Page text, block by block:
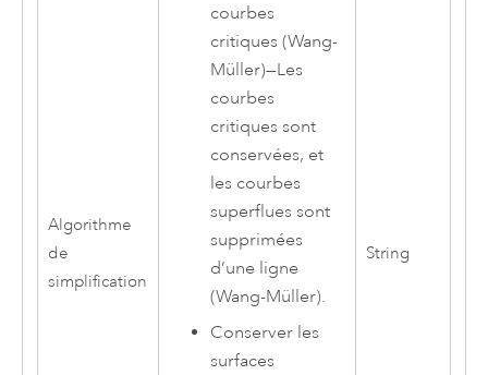
Algorithme
de
simplification
courbes
critiques (Wang-
Müller)—Les
courbes
critiques sont
conservées, et
les courbes
superflues sont
supprimées
d’une ligne
(Wang-Müller).
Conserver les
surfaces
String